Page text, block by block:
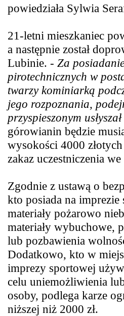
powiedziała Sylwia
21-letni mieszkaniec
a następnie został
Lubinie. - Za
pirotechnicznych w
twarzy kominiarką
jego rozpoznania,
przyspieszonym
górowianin będzie
wysokości 4000
zakaz uczestniczenia
Zgodnie z ustawą o
kto posiada na
materiały pożarowo
materiały wybuchowe,
lub pozbawienia
Dodatkowo, kto w
imprezy sportowej
celu uniemożliwienia
osoby, podlega karze
niższej niż 2000 zł.